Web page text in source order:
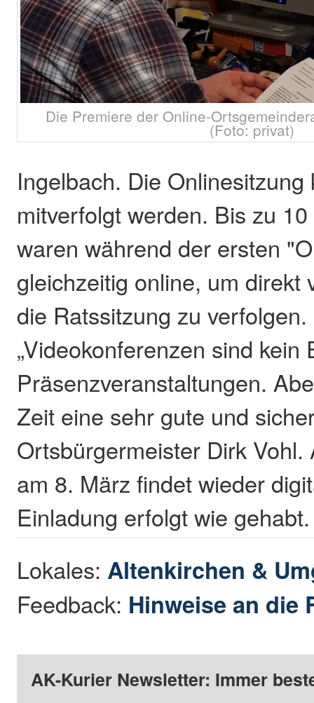
Die Premiere der Online-
(Foto: privat)
Ingelbach. Die Onlinesitzung
mitverfolgt werden. Bis zu
waren während der ersten
gleichzeitig online, um direkt
die Ratssitzung zu verfolgen.
„Videokonferenzen sind kein
Präsenzveranstaltungen.
Zeit eine sehr gute und
Ortsbürgermeister Dirk
am 8. März findet wieder
Einladung erfolgt wie
Lokales: Altenkirchen &
Feedback: Hinweise an die
AK-Kurier Newsletter: Immer